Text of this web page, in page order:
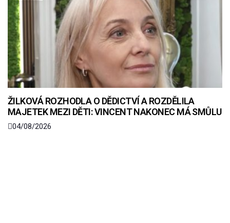
ŽILKOVÁ ROZHODLA O DĚDICTVÍ A ROZDĚLILA
MAJETEK MEZI DĚTI: VINCENT NAKONEC MÁ SMŮLU
04/08/2026